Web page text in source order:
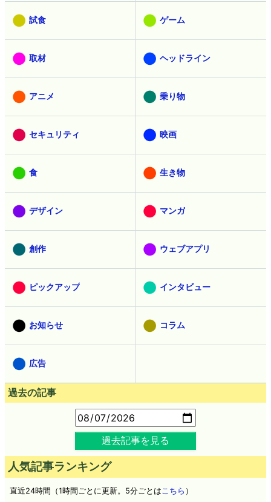
試食 ゲーム
取材 ヘッドライン
アニメ 乗り物
セキュリティ 映画
食 生き物
デザイン マンガ
創作 ウェブアプリ
ピックアップ インタビュー
お知らせ コラム
広告
過去の記事
過去記事を見る
人気記事ランキング
直近24時間（1時間ごとに更新。5分ごとはこちら ）